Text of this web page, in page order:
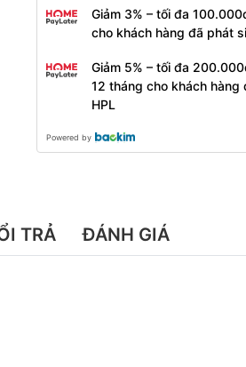
Giảm 3% – tối đa
cho khách hàng đã phát
Giảm 5% – tối đa
12 tháng cho khách hàng
HPL
Powered by
TRẢ ĐÁNH GIÁ